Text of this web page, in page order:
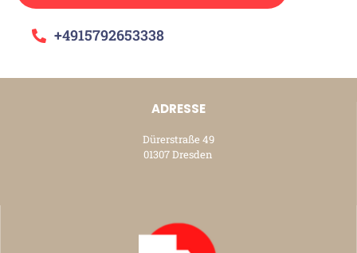
+4915792653338
ADRESSE
Dürerstraße 49
01307 Dresden